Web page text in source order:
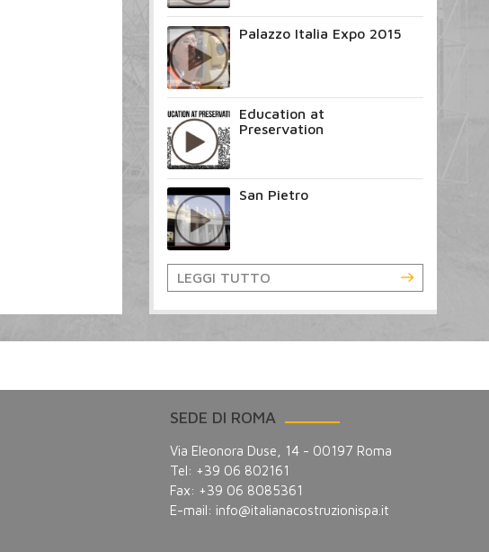
Palazzo Italia Expo 2015
Education at
Preservation
San Pietro
LEGGI TUTTO
SEDE DI ROMA
Via Eleonora Duse, 14 - 00197 Roma
Tel: +39 06 802161
Fax: +39 06 8085361
E-mail: info@italianacostruzionispa.it